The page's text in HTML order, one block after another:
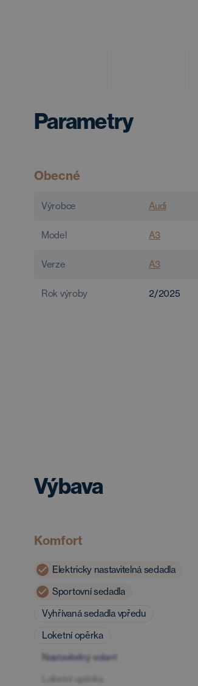
Parametry
Obecné
Výrobce Audi
Model A3
Verze A3
Rok výroby 2/2025
Výbava
Komfort
Elektricky nastavitelná sedadla
Sportovní sedadla
Vyhřívaná sedadla vpředu
Loketní opěrka
Nastavitelný volant
Loketní opěrka